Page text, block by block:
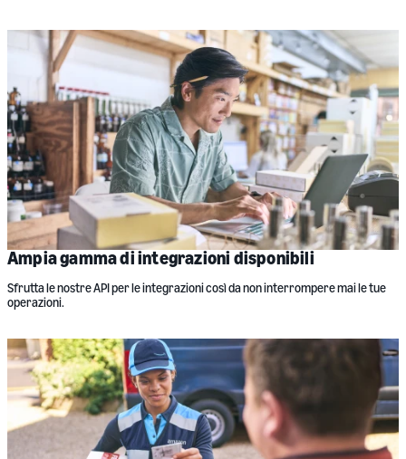
Ampia gamma di integrazioni disponibili
Sfrutta le nostre API per le integrazioni così da non interrompere mai le tue
operazioni.